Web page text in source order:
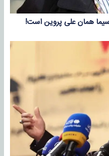
همان علی پروین است!